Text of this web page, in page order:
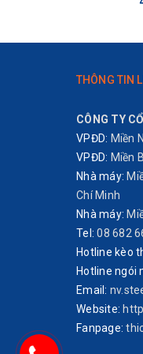
B. LƯU
• Lợp ngói
thi công
• Sử dụng
• Sử dụng
• Nên đặt
• Bảo quản
• Cần tuân
mè và mặt
• Thi công
THÔNG TIN
CÔNG TY
VPĐD: Miền
VPĐD: Miền
Nhà máy:
Chí Minh
Nhà máy:
Tel: 08 682
Hotline kèo
Hotline ngói
Email:
Website:
Fanpage: